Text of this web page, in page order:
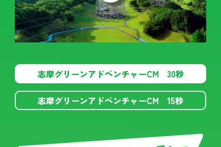
志摩グリーンアドベンチャーCM 30秒
志摩グリーンアドベンチャーCM 15秒